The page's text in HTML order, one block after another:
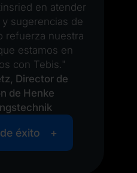
en atender
y sugerencias de
refuerza nuestra
estamos en
con Tebis."
Director de
de Henke
éxito